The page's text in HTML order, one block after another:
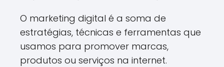
O marketing digital é a soma de
estratégias, técnicas e ferramentas que
usamos para promover marcas,
produtos ou serviços na internet.